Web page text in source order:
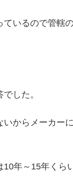
いるので管轄
した。
からメーカー
年～15年くら